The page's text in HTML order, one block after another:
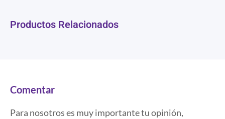
Productos Relacionados
Comentar
Para nosotros es muy importante tu opinión,